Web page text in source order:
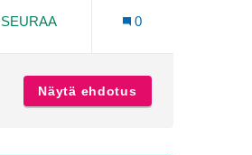
30 SEURAAJAA
SEURAA
0
Näytä ehdotus